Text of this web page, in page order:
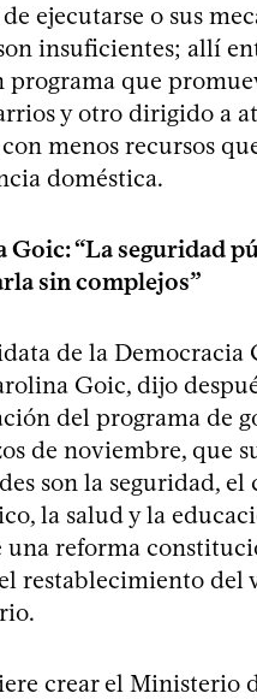
ejecutarse o sus
insuficientes; allí
programa que
y otro dirigido a
menos recursos
doméstica.
Goic: “La seguridad
sin complejos”
de la Democracia
Goic, dijo
del programa de
de noviembre, que
son la seguridad,
la salud y la
una reforma
restablecimiento del
crear el Ministerio